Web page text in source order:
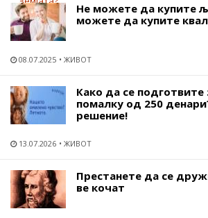
Не можете да купите
можете да купите
08.07.2025 ЖИВОТ
Како да се подготвите
помалку од 250
решение!
13.07.2026 ЖИВОТ
Престанете да се
ве кочат